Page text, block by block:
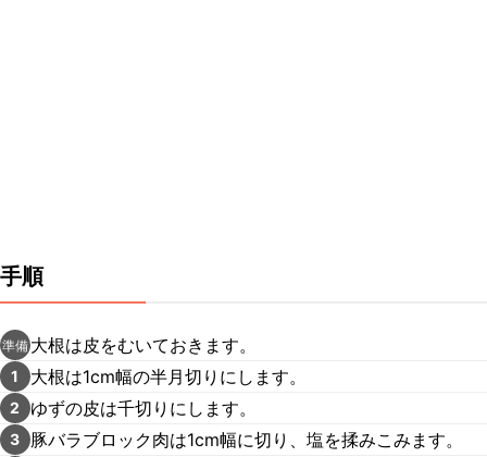
手順
準備大根は皮をむいておきます。
1 大根は1cm幅の半月切りにします。
2 ゆずの皮は千切りにします。
3 豚バラブロック肉は1cm幅に切り、塩を揉みこみます。